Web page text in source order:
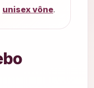
unisex vône.